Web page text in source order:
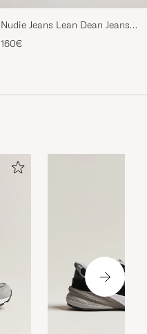
Nudie Jeans Lean Dean Jeans
New Ink
160€